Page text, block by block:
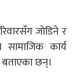
जोडिने र
कार्य
बताएका छन्।